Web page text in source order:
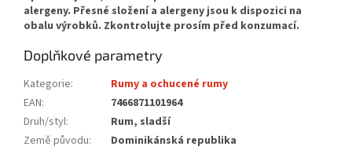
Doplňkové parametry
Kategorie:
Rumy a ochucené rumy
EAN:
7466871101964
Druh/styl:
Rum, sladší
Země původu:
Dominikánská republika